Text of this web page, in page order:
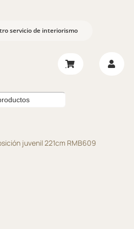
servicio de interiorismo
juvenil 221cm RMB609